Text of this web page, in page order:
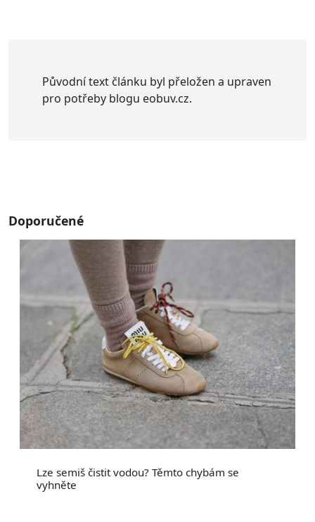
Původní text článku byl přeložen a upraven
pro potřeby blogu eobuv.cz.
Doporučené
Lze semiš čistit vodou? Těmto chybám se
vyhněte